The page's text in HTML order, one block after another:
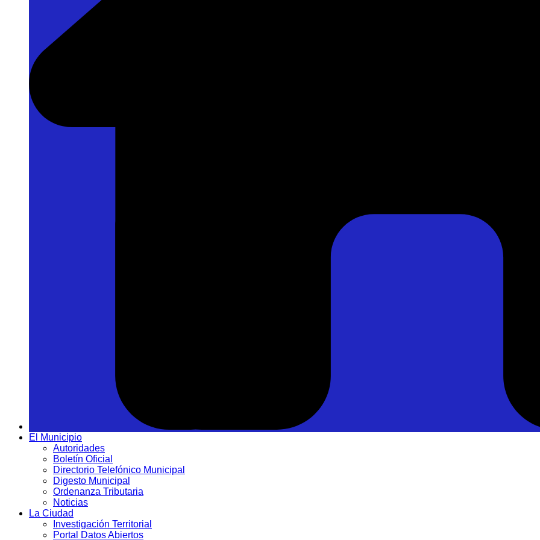
El Municipio
Autoridades
Boletín Oficial
Directorio Telefónico Municipal
Digesto Municipal
Ordenanza Tributaria
Noticias
La Ciudad
Investigación Territorial
Portal Datos Abiertos